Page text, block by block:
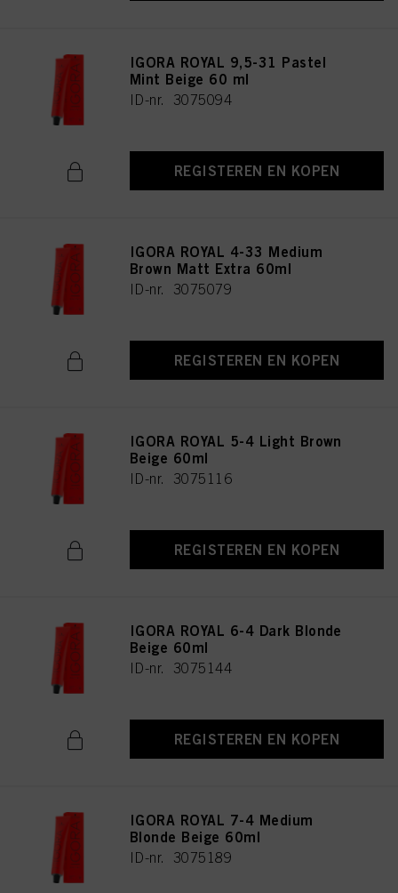
IGORA ROYAL 9,5-31 Pastel
Mint Beige 60 ml
ID-nr. 3075094
REGISTEREN EN KOPEN
IGORA ROYAL 4-33 Medium
Brown Matt Extra 60ml
ID-nr. 3075079
REGISTEREN EN KOPEN
IGORA ROYAL 5-4 Light Brown
Beige 60ml
ID-nr. 3075116
REGISTEREN EN KOPEN
IGORA ROYAL 6-4 Dark Blonde
Beige 60ml
ID-nr. 3075144
REGISTEREN EN KOPEN
IGORA ROYAL 7-4 Medium
Blonde Beige 60ml
ID-nr. 3075189